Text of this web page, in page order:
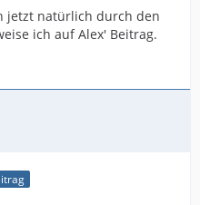
jetzt natürlich durch den
ich auf Alex' Beitrag.